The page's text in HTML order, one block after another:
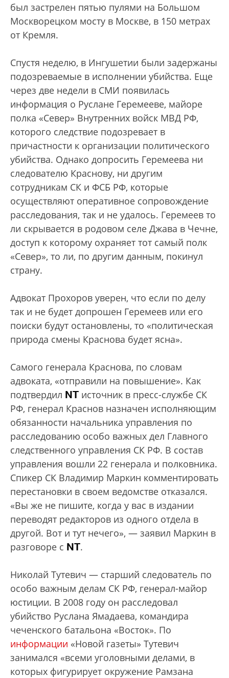
был застрелен пятью пулями на Большом
Москворецком мосту в Москве, в 150 метрах
от Кремля.
Спустя неделю, в Ингушетии были задержаны
подозреваемые в исполнении убийства. Еще
через две недели в СМИ появилась
информация о Руслане Геремееве, майоре
полка «Север» Внутренних войск МВД РФ,
которого следствие подозревает в
причастности к организации политического
убийства. Однако допросить Геремеева ни
следователю Краснову, ни другим
сотрудникам СК и ФСБ РФ, которые
осуществляют оперативное сопровождение
расследования, так и не удалось. Геремеев то
ли скрывается в родовом селе Джава в Чечне,
доступ к которому охраняет тот самый полк
«Север», то ли, по другим данным, покинул
страну.
Адвокат Прохоров уверен, что если по делу
так и не будет допрошен Геремеев или его
поиски будут остановлены, то «политическая
природа смены Краснова будет ясна».
Самого генерала Краснова, по словам
адвоката, «отправили на повышение». Как
подтвердил NT источник в пресс-службе СК
РФ, генерал Краснов назначен исполняющим
обязанности начальника управления по
расследованию особо важных дел Главного
следственного управления СК РФ. В состав
управления вошли 22 генерала и полковника.
Спикер СК Владимир Маркин комментировать
перестановки в своем ведомстве отказался.
«Вы же не пишите, когда у вас в издании
переводят редакторов из одного отдела в
другой. Вот и тут нечего», — заявил Маркин в
разговоре с NT.
Николай Тутевич — старший следователь по
особо важным делам СК РФ, генерал-майор
юстиции. В 2008 году он расследовал
убийство Руслана Ямадаева, командира
чеченского батальона «Восток». По
информации «Новой газеты» Тутевич
занимался «всеми уголовными делами, в
которых фигурирует окружение Рамзана